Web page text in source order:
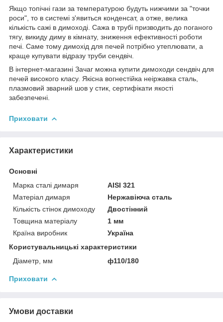
Якщо топічні гази за температурою будуть нижчими за "точки
роси", то в системі з'явиться конденсат, а отже, велика
кількість сажі в димоході. Сажа в трубі призводить до поганого
тягу, викиду диму в кімнату, зниження ефективності роботи
печі. Саме тому димохід для печей потрібно утеплювати, а
краще купувати відразу труби сендвіч.
В інтернет-магазині Зачаг можна купити димоходи сендвіч для
печей високого класу. Якісна вогнестійка неіржавка сталь,
плазмовий зварний шов у стик, сертифікати якості
забезпечені.
Приховати
Характеристики
Основні
Марка сталі димаря
AISI 321
Матеріал димаря
Нержавіюча сталь
Кількість стінок димоходу
Двостінний
Товщина матеріалу
1 мм
Країна виробник
Україна
Користувальницькі характеристики
Діаметр, мм
ф110/180
Приховати
Умови доставки